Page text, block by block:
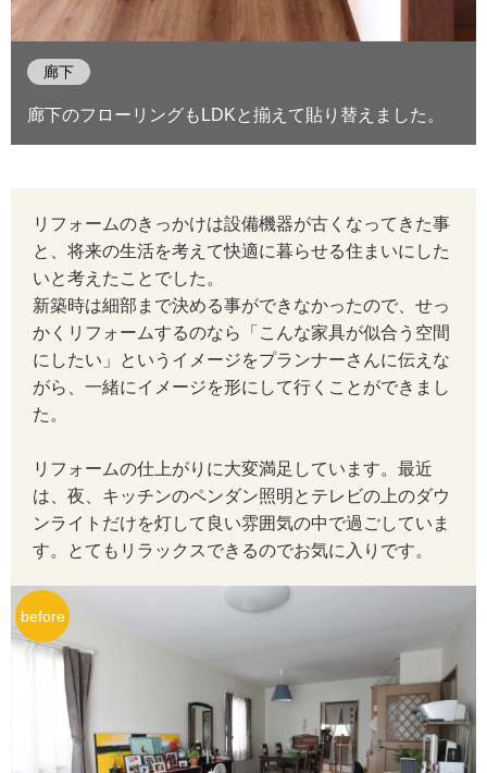
廊下
廊下のフローリングもLDKと揃えて貼り替えました。
リフォームのきっかけは設備機器が古くなってきた事
と、将来の生活を考えて快適に暮らせる住まいにした
いと考えたことでした。
新築時は細部まで決める事ができなかったので、せっ
かくリフォームするのなら「こんな家具が似合う空間
にしたい」というイメージをプランナーさんに伝えな
がら、一緒にイメージを形にして行くことができまし
た。
リフォームの仕上がりに大変満足しています。最近
は、夜、キッチンのペンダン照明とテレビの上のダウ
ンライトだけを灯して良い雰囲気の中で過ごしていま
す。とてもリラックスできるのでお気に入りです。